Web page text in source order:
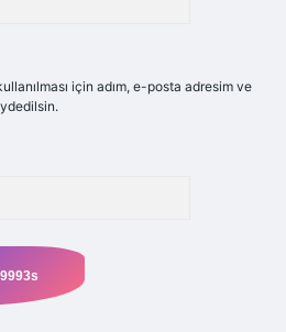
için adım, e-posta adresim ve